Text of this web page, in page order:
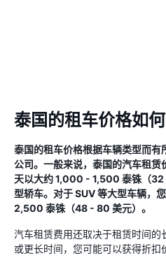
泰国的租车价格如何
泰国的租车价格根据车辆类型而
公司。一般来说，泰国的汽车租
天以大约 1,000 - 1,500 泰铢（
型轿车。对于 SUV 等大型车辆，
2,500 泰铢（48 - 80 美元）。
汽车租赁费用还取决于租赁时间的
或更长时间，您可能可以获得折